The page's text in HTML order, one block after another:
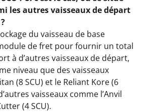
les autres vaisseaux de départ
du vaisseau de base
de fret pour fournir un total
à d’autres vaisseaux de départ,
niveau que des vaisseaux
(8 SCU) et le Reliant Kore (6
vaisseaux comme l’Anvil
(4 SCU).